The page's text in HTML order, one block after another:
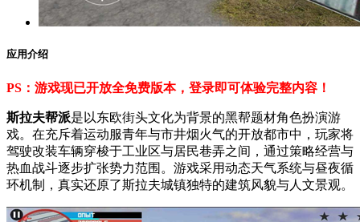
应用介绍
PS：游戏现已开放全免费版本，登录即可体验完整内容！
斯拉夫帮派是以东欧街头文化为背景的黑帮题材角色扮演游
戏。在充斥着运动服青年与市井烟火气的开放都市中，玩家将
驾驶改装车辆穿梭于工业区与居民巷弄之间，通过策略经营与
热血战斗逐步扩张势力范围。游戏采用动态天气系统与昼夜循
环机制，真实还原了斯拉夫城镇独特的建筑风貌与人文景观。